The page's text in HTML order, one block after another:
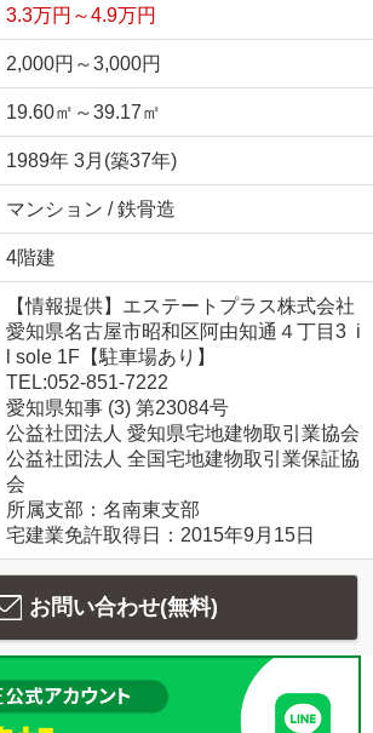
3.3万円～4.9万円
2,000円～3,000円
19.60㎡～39.17㎡
1989年 3月(築37年)
マンション / 鉄骨造
4階建
【情報提供】エステートプラス株式会社
愛知県名古屋市昭和区阿由知通４丁目3 i
l sole 1F【駐車場あり】
TEL:052-851-7222
愛知県知事 (3) 第23084号
公益社団法人 愛知県宅地建物取引業協会
公益社団法人 全国宅地建物取引業保証協
会
所属支部：名南東支部
宅建業免許取得日：2015年9月15日
お問い合わせ(無料)